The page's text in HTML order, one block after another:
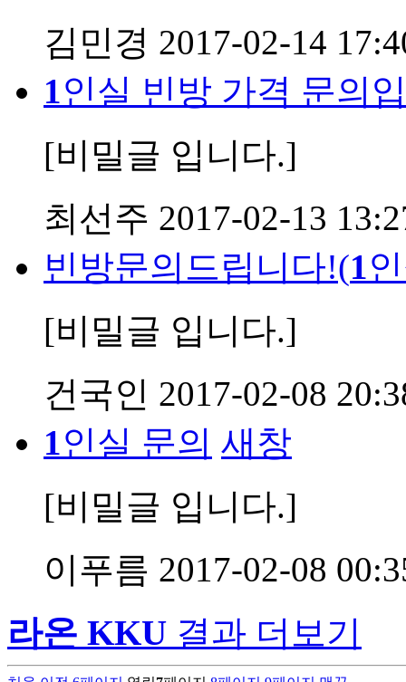
김민경 2017-02-14
1인실 빈방 가격 문의
[비밀글 입니다.]
최선주 2017-02-13
빈방문의드립니다!(1
[비밀글 입니다.]
건국인 2017-02-08
1인실 문의 새창
[비밀글 입니다.]
이푸름 2017-02-08
라온 KKU 결과 더보기